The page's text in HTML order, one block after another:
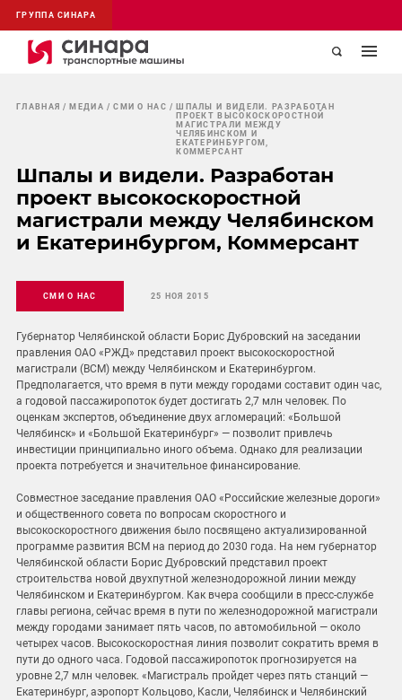
ГРУППА СИНАРА
ГЛАВНАЯ МЕДИА СМИ О НАС
ШПАЛЫ И ВИДЕЛИ. РАЗРАБОТАН
ПРОЕКТ ВЫСОКОСКОРОСТНОЙ
МАГИСТРАЛИ МЕЖДУ
ЧЕЛЯБИНСКОМ И
ЕКАТЕРИНБУРГОМ,
КОММЕРСАНТ
Шпалы и видели. Разработан
проект высокоскоростной
магистрали между Челябинском
и Екатеринбургом, Коммерсант
СМИ О НАС 25 НОЯ 2015
Губернатор Челябинской области Борис Дубровский на заседании
правления ОАО «РЖД» представил проект высокоскоростной
магистрали (ВСМ) между Челябинском и Екатеринбургом.
Предполагается, что время в пути между городами составит один час,
а годовой пассажиропоток будет достигать 2,7 млн человек. По
оценкам экспертов, объединение двух агломераций: «Большой
Челябинск» и «Большой Екатеринбург» — позволит привлечь
инвестиции принципиально иного объема. Однако для реализации
проекта потребуется и значительное финансирование.
Совместное заседание правления ОАО «Российские железные дороги»
и общественного совета по вопросам скоростного и
высокоскоростного движения было посвящено актуализированной
программе развития ВСМ на период до 2030 года. На нем губернатор
Челябинской области Борис Дубровский представил проект
строительства новой двухпутной железнодорожной линии между
Челябинском и Екатеринбургом. Как вчера сообщили в пресс-службе
главы региона, сейчас время в пути по железнодорожной магистрали
между городами занимает пять часов, по автомобильной — около
четырех часов. Высокоскоростная линия позволит сократить время в
пути до одного часа. Годовой пассажиропоток прогнозируется на
уровне 2,7 млн человек. «Магистраль пройдет через пять станций —
Екатеринбург, аэропорт Кольцово, Касли, Челябинск и Челябинский